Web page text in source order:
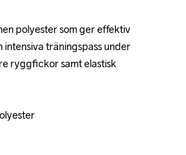
polyester som ger effektiv
träningspass under
ryggfickor samt elastisk
polyester som ger effektiv
träningspass under
ryggfickor samt elastisk